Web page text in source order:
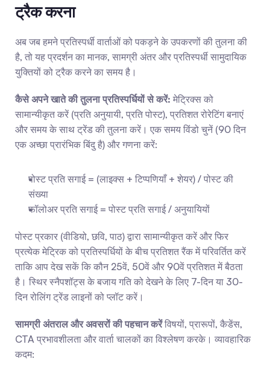
ट्रैक करना
अब जब हमने प्रतिस्पर्धी वार्ताओं को पकड़ने के उपकरणों की तुलना की
है, तो यह प्रदर्शन का मानक, सामग्री अंतर और प्रतिस्पर्धी सामुदायिक
युक्तियों को ट्रैक करने का समय है।
कैसे अपने खाते की तुलना प्रतिस्पर्धियों से करें: मेट्रिक्स को
सामान्यीकृत करें (प्रति अनुयायी, प्रति पोस्ट), प्रतिशत रोरेटिंग बनाएं
और समय के साथ ट्रेंड की तुलना करें। एक समय विंडो चुनें (90 दिन
एक अच्छा प्रारंभिक बिंदु है) और गणना करें:
पोस्ट प्रति सगाई = (लाइक्स + टिप्पणियाँ + शेयर) / पोस्ट की
संख्या
फॉलोअर प्रति सगाई = पोस्ट प्रति सगाई / अनुयायियों
पोस्ट प्रकार (वीडियो, छवि, पाठ) द्वारा सामान्यीकृत करें और फिर
प्रत्येक मेट्रिक को प्रतिस्पर्धियों के बीच प्रतिशत रैंक में परिवर्तित करें
ताकि आप देख सकें कि कौन 25वें, 50वें और 90वें प्रतिशत में बैठता
है। स्थिर स्नैपशॉट्स के बजाय गति को देखने के लिए 7-दिन या 30-
दिन रोलिंग ट्रेंड लाइनों को प्लॉट करें।
सामग्री अंतराल और अवसरों की पहचान करें विषयों, प्रारूपों, कैडेंस,
CTA प्रभावशीलता और वार्ता चालकों का विश्लेषण करके। व्यावहारिक
कदम: